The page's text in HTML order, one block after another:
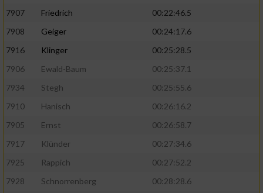
7907
Friedrich
00:22:46.5
7908
Geiger
00:24:17.6
7916
Klinger
00:25:28.5
7906
Ewald-Baum
00:25:37.1
7934
Stegh
00:25:55.6
7910
Hanisch
00:26:16.2
7905
Ernst
00:26:58.7
7917
Klünder
00:27:34.6
7925
Rappich
00:27:52.2
7928
Schnorrenberg
00:28:28.6